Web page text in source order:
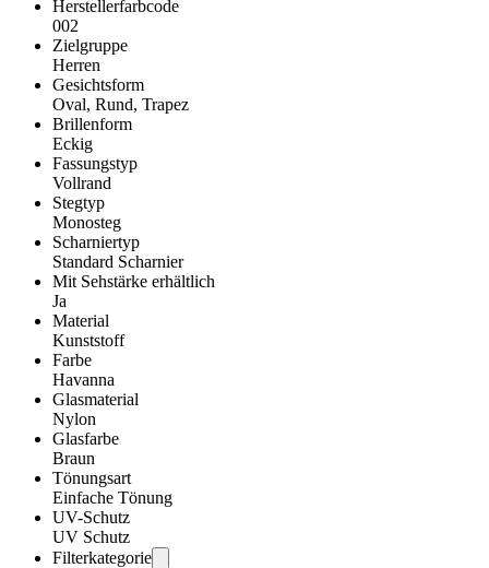
Herstellerfarbcode
002
Zielgruppe
Herren
Gesichtsform
Oval, Rund, Trapez
Brillenform
Eckig
Fassungstyp
Vollrand
Stegtyp
Monosteg
Scharniertyp
Standard Scharnier
Mit Sehstärke erhältlich
Ja
Material
Kunststoff
Farbe
Havanna
Glasmaterial
Nylon
Glasfarbe
Braun
Tönungsart
Einfache Tönung
UV-Schutz
UV Schutz
Filterkategorie